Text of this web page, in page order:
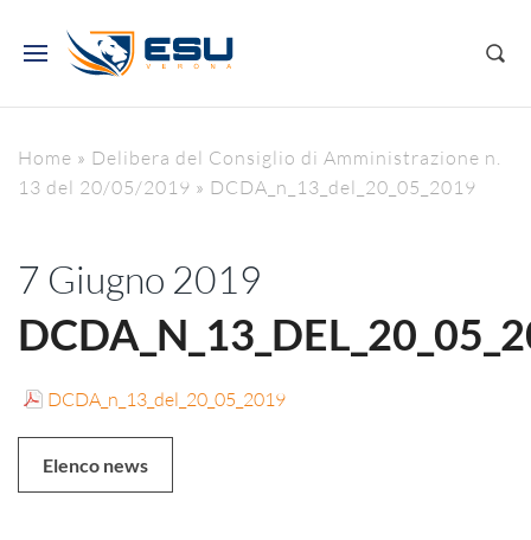
Home » Delibera del Consiglio di Amministrazione n.
13 del 20/05/2019 » DCDA_n_13_del_20_05_2019
7 Giugno 2019
DCDA_n_13_del_20_05_2019
Elenco news